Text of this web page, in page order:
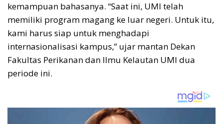
kemampuan bahasanya. “Saat ini, UMI telah
memiliki program magang ke luar negeri. Untuk itu,
kami harus siap untuk menghadapi
internasionalisasi kampus,” ujar mantan Dekan
Fakultas Perikanan dan Ilmu Kelautan UMI dua
periode ini.